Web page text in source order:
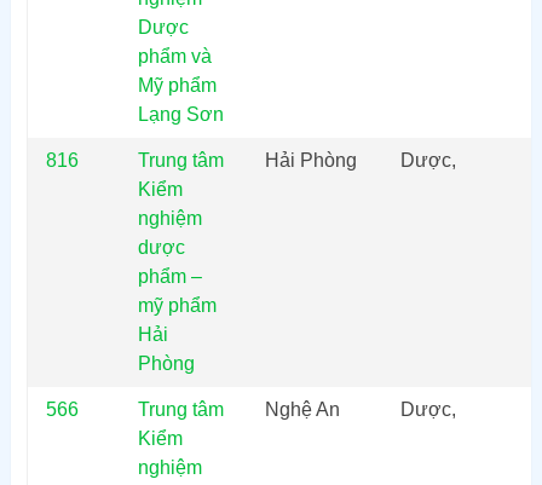
Dược
phẩm và
Mỹ phẩm
Lạng Sơn
816
Trung tâm
Kiểm
nghiệm
dược
phẩm –
mỹ phẩm
Hải
Phòng
Hải Phòng Dược,
566
Trung tâm
Kiểm
nghiệm
Nghệ An Dược,